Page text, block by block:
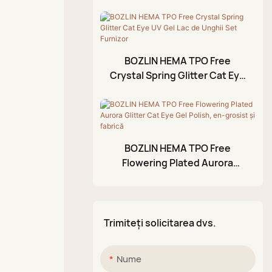
Strat de acoperire fără
Ulei pentru cuticule
Gel de modelare 3D
Stilou cu vopsea acrilică
strălucitor
Magnetic Gel Lac UV Set
Furnizor
BOZLIN HEMA TPO Free
Crystal Spring Glitter Cat Eye
Furnizor
BOZLIN HEMA TPO Free
Flowering Plated Aurora
Trimiteți solicitarea dvs.
Nume